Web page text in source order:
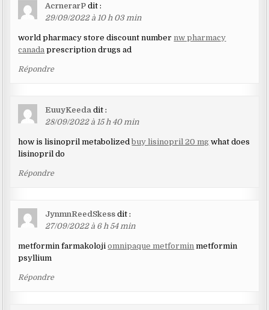
AcrnerarP dit :
29/09/2022 à 10 h 03 min
world pharmacy store discount number nw pharmacy
canada prescription drugs ad
Répondre
EuuyKeeda dit :
28/09/2022 à 15 h 40 min
how is lisinopril metabolizedbuy lisinopril 20 mg what does
lisinopril do
Répondre
JynmnReedSkess dit :
27/09/2022 à 6 h 54 min
metformin farmakolojiomnipaque metformin metformin
psyllium
Répondre